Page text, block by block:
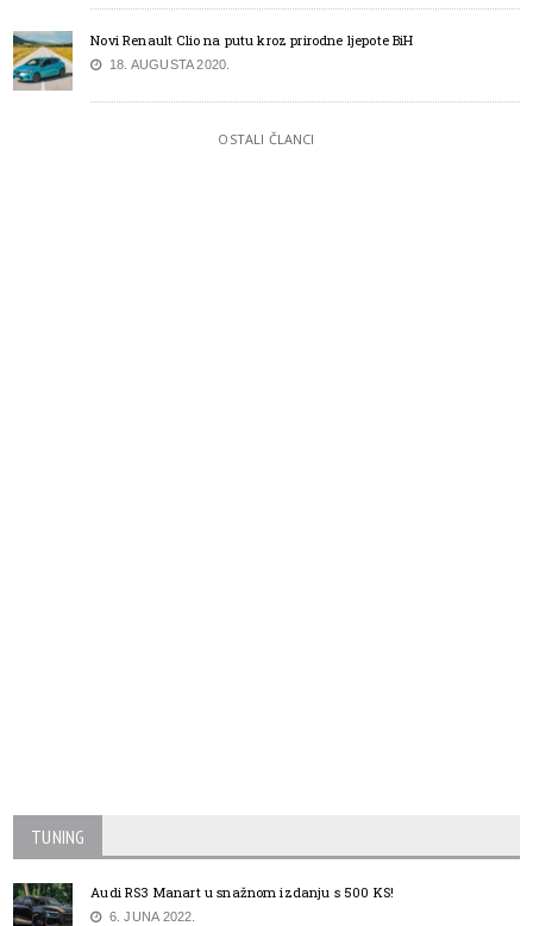
Novi Renault Clio na putu kroz prirodne ljepote BiH
18. AUGUSTA 2020.
OSTALI ČLANCI
TUNING
Audi RS3 Manart u snažnom izdanju s 500 KS!
6. JUNA 2022.